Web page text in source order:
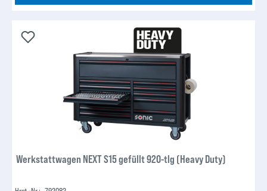
Werkstattwagen NEXT S15 gefüllt 920-tlg (Heavy Duty)